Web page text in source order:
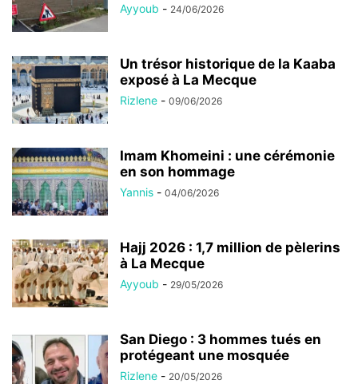
Ayyoub - 24/06/2026
Un trésor historique de la Kaaba
exposé à La Mecque
Rizlene - 09/06/2026
Imam Khomeini : une cérémonie
en son hommage
Yannis - 04/06/2026
Hajj 2026 : 1,7 million de pèlerins
à La Mecque
Ayyoub - 29/05/2026
San Diego : 3 hommes tués en
protégeant une mosquée
Rizlene - 20/05/2026